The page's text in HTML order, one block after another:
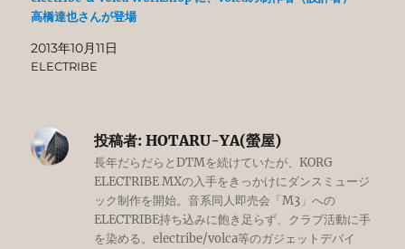
高橋達也さんが登場
2013年10月11日
ELECTRIBE
投稿者: HOTARU-YA(螢屋)
長年だらだらとDTMを続けていたが、KORG
ELECTRIBE MXの入手をきっかけにダンスミュージ
ック制作を開始。音系同人即売会「M3」への
ELECTRIBE持ち込みに飽き足らず、クラブ活動に手
を染める。electribe/volca等のガジェットデバイ